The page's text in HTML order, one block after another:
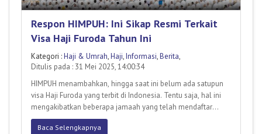
Respon HIMPUH: Ini Sikap Resmi Terkait
Visa Haji Furoda Tahun Ini
Kategori :Haji & Umrah,Haji,Informasi,Berita,
Ditulis pada : 31 Mei 2025, 14:00:34
HIMPUH menambahkan, hingga saat ini belum ada satupun
visa Haji Furoda yang terbit di Indonesia. Tentu saja, hal ini
mengakibatkan beberapa jamaah yang telah mendaftar
teranca
Baca Selengkapnya